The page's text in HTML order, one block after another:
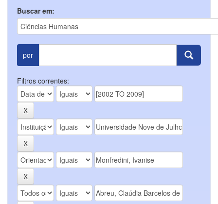
Buscar em:
por
Filtros correntes: